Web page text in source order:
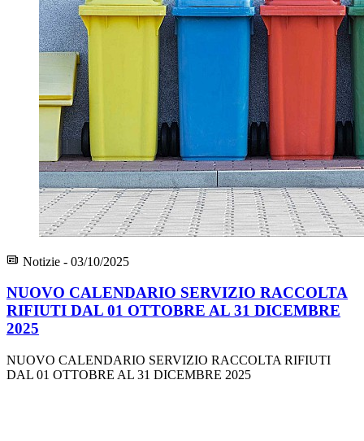
Notizie - 03/10/2025
NUOVO CALENDARIO SERVIZIO RACCOLTA
RIFIUTI DAL 01 OTTOBRE AL 31 DICEMBRE
2025
NUOVO CALENDARIO SERVIZIO RACCOLTA RIFIUTI
DAL 01 OTTOBRE AL 31 DICEMBRE 2025